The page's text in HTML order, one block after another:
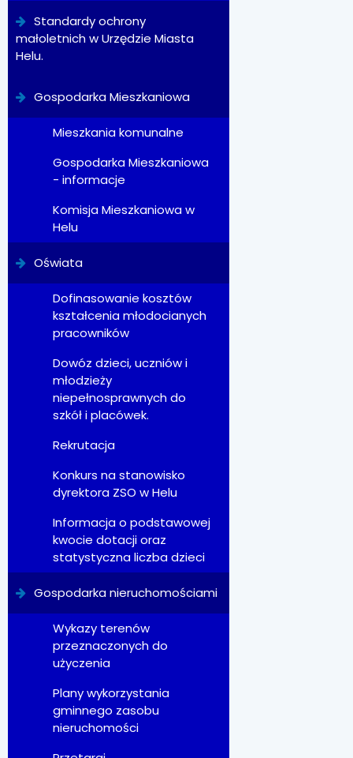
Standardy ochrony
małoletnich w Urzędzie Miasta
Helu.
Gospodarka Mieszkaniowa
Mieszkania komunalne
Gospodarka Mieszkaniowa
- informacje
Komisja Mieszkaniowa w
Helu
Oświata
Dofinasowanie kosztów
kształcenia młodocianych
pracowników
Dowóz dzieci, uczniów i
młodzieży
niepełnosprawnych do
szkół i placówek.
Rekrutacja
Konkurs na stanowisko
dyrektora ZSO w Helu
Informacja o podstawowej
kwocie dotacji oraz
statystyczna liczba dzieci
Gospodarka nieruchomościami
Wykazy terenów
przeznaczonych do
użyczenia
Plany wykorzystania
gminnego zasobu
nieruchomości